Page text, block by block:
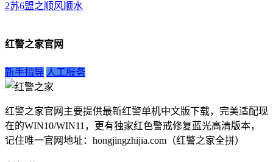
2苏6盟之顺风顺水
红警之家官网
新手指导 人工服务
红警之家官网主要提供最新红警单机中文版下载，完美适配现
在的WIN10/WIN11，更有独家红色警戒修复蓝光高清版本，
记住唯一官网地址：hongjingzhijia.com（红警之家全拼）